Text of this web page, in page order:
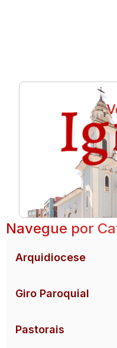
Navegue por
Arquidiocese
Giro Paroquial
Pastorais